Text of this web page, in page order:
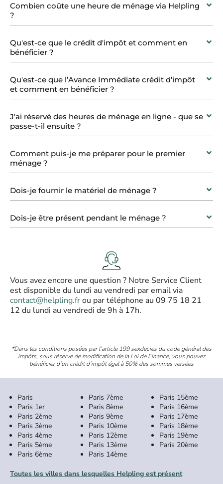
Combien coûte une heure de ménage via Helpling
?
Qu'est-ce que le crédit d'impôt et comment en
bénéficier ?
Qu'est-ce que l’Avance Immédiate crédit d’impôt
et comment en bénéficier ?
J'ai réservé des heures de ménage en ligne - que se
passe-t-il ensuite ?
Comment puis-je me préparer pour le premier
ménage ?
Dois-je fournir le matériel de ménage ?
Dois-je être présent pendant le ménage ?
Vous avez encore une question ? Notre Service Client
est disponible du lundi au vendredi par email via
contact@helpling.frou par téléphone au 09 75 18 21
12 du lundi au vendredi de 9h à 17h.
*Dans les conditions posées par l’article 199 sexdecies du code général des
impôts, sous réserve de modification de la Loi de Finance, vous pouvez
bénéficier d’un crédit d’impôt égal à 50% des sommes versées
Paris
Paris 1er
Paris 2ème
Paris 3ème
Paris 4ème
Paris 5ème
Paris 6ème
Paris 7ème
Paris 8ème
Paris 9ème
Paris 10ème
Paris 12ème
Paris 13ème
Paris 14ème
Paris 15ème
Paris 16ème
Paris 17ème
Paris 18ème
Paris 19ème
Paris 20ème
Toutes les villes dans lesquelles Helpling est présent